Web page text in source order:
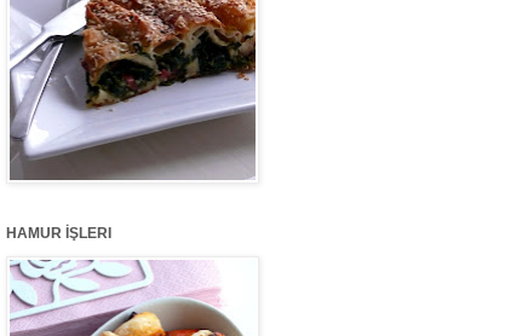
HAMUR İŞLERI